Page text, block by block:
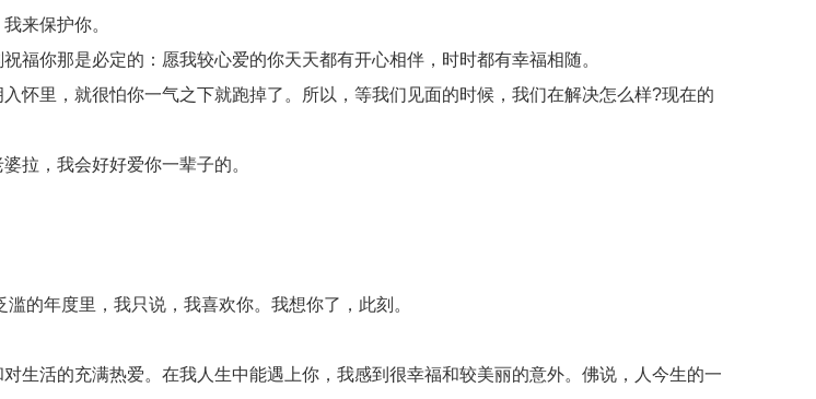
来保护你。
你那是必定的：愿我较心爱的你天天都有开心相伴，时时都有幸福相随。
里，就很怕你一气之下就跑掉了。所以，等我们见面的时候，我们在解决怎么样?现在的
，我会好好爱你一辈子的。
年度里，我只说，我喜欢你。我想你了，此刻。
活的充满热爱。在我人生中能遇上你，我感到很幸福和较美丽的意外。佛说，人今生的一